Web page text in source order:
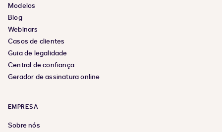
Modelos
Blog
Webinars
Casos de clientes
Guia de legalidade
Central de confiança
Gerador de assinatura online
EMPRESA
Sobre nós